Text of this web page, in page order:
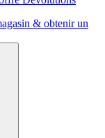
& obtenir un